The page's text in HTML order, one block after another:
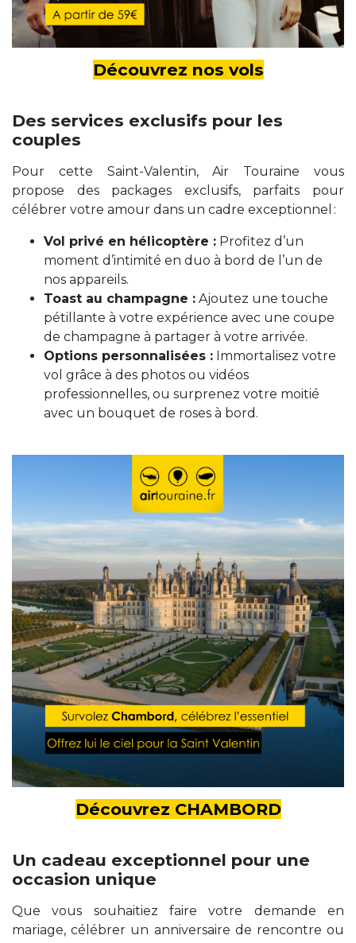
Découvrez nos vols
Des services exclusifs pour les
couples
Pour cette Saint-Valentin, Air Touraine vous
propose des packages exclusifs, parfaits pour
célébrer votre amour dans un cadre exceptionnel :
Vol privé en hélicoptère : Profitez d’un
moment d’intimité en duo à bord de l’un de
nos appareils.
Toast au champagne : Ajoutez une touche
pétillante à votre expérience avec une coupe
de champagne à partager à votre arrivée.
Options personnalisées : Immortalisez votre
vol grâce à des photos ou vidéos
professionnelles, ou surprenez votre moitié
avec un bouquet de roses à bord.
Découvrez CHAMBORD
Un cadeau exceptionnel pour une
occasion unique
Que vous souhaitiez faire votre demande en
mariage, célébrer un anniversaire de rencontre ou